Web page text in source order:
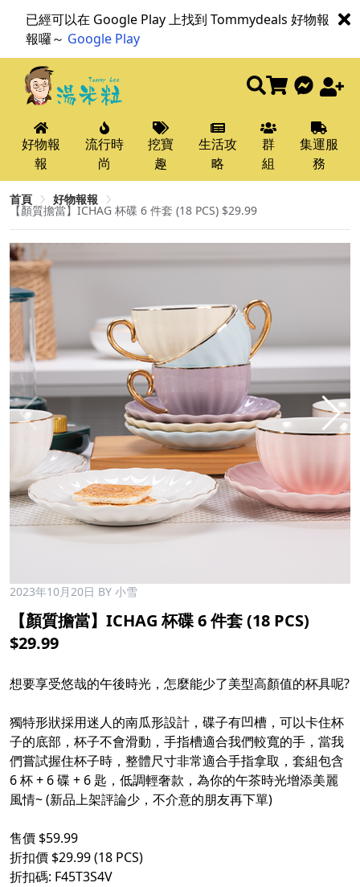
已經可以在 Google Play 上找到 Tommydeals 好物報
報囉～ Google Play
好物報
報
流行時
尚
挖寶
趣
生活攻
略
群
組
集運服
務
首頁 好物報報
【顏質擔當】ICHAG 杯碟 6 件套 (18 PCS) $29.99
2023年10月20日 BY 小雪
【顏質擔當】ICHAG 杯碟 6 件套 (18 PCS)
$29.99
想要享受悠哉的午後時光，怎麼能少了美型高顏值的杯具呢?
獨特形狀採用迷人的南瓜形設計，碟子有凹槽，可以卡住杯
子的底部，杯子不會滑動，手指槽適合我們較寬的手，當我
們嘗試握住杯子時，整體尺寸非常適合手指拿取，套組包含
6 杯 + 6 碟 + 6 匙，低調輕奢款，為你的午茶時光增添美麗
風情~ (新品上架評論少，不介意的朋友再下單)
售價 $59.99
折扣價 $29.99 (18 PCS)
折扣碼: F45T3S4V